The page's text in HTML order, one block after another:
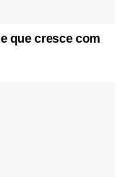
que cresce com